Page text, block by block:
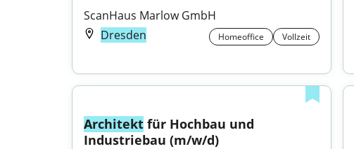
ScanHaus Marlow GmbH
Dresden
Homeoffice Vollzeit
Architekt für Hochbau und
Industriebau (m/w/d)